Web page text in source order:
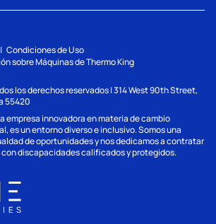
Condiciones de Uso
sobre Máquinas de Thermo King
los derechos reservados | 314 West 90th Street,
55420
empresa innovadora en materia de cambio
es un entorno diverso e inclusivo. Somos una
de oportunidades y nos dedicamos a contratar
con discapacidades calificados y protegidos.